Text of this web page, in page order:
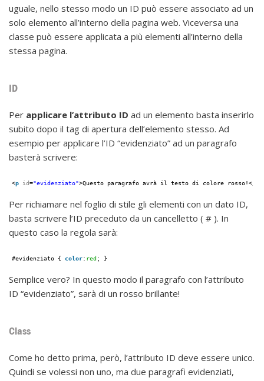
uguale, nello stesso modo un ID può essere associato ad un
solo elemento all’interno della pagina web. Viceversa una
classe può essere applicata a più elementi all’interno della
stessa pagina.
ID
Per applicare l’attributo ID ad un elemento basta inserirlo
subito dopo il tag di apertura dell’elemento stesso. Ad
esempio per applicare l’ID “evidenziato” ad un paragrafo
basterà scrivere:
<p id="evidenziato">Questo paragrafo avrà il testo di colore rosso!</
Per richiamare nel foglio di stile gli elementi con un dato ID,
basta scrivere l’ID preceduto da un cancelletto ( # ). In
questo caso la regola sarà:
#evidenziato { color: red; }
Semplice vero? In questo modo il paragrafo con l’attributo
ID “evidenziato”, sarà di un rosso brillante!
Class
Come ho detto prima, però, l’attributo ID deve essere unico.
Quindi se volessi non uno, ma due paragrafi evidenziati,